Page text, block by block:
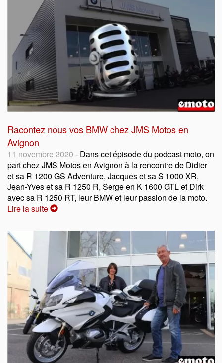
Racontez nous vos BMW chez JMS Motos en
Avignon
11 novembre 2020 - Dans cet épisode du podcast moto, on
part chez JMS Motos en Avignon à la rencontre de Didier
et sa R 1200 GS Adventure, Jacques et sa S 1000 XR,
Jean-Yves et sa R 1250 R, Serge en K 1600 GTL et Dirk
avec sa R 1250 RT, leur BMW et leur passion de la moto.
Lire la suite